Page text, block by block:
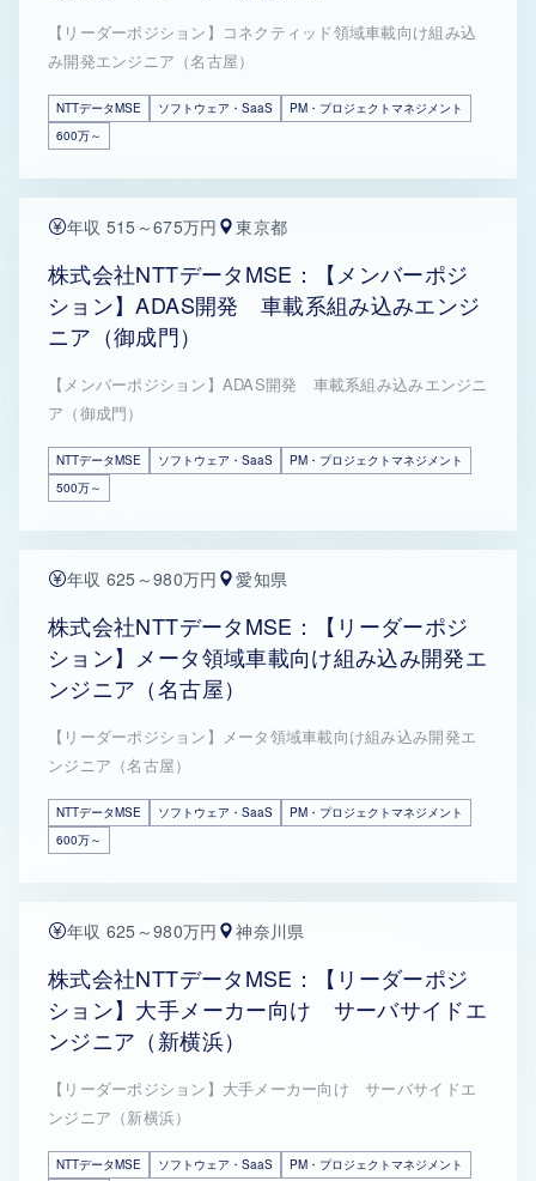
【リーダーポジション】コネクティッド領域車載向け組み込
み開発エンジニア（名古屋）
NTTデータMSE ソフトウェア・SaaS
PM・プロジェクトマネジメント
600万～
年収 515～675万円 東京都
株式会社NTTデータMSE：【メンバーポジ
ション】ADAS開発 車載系組み込みエンジ
ニア（御成門）
【メンバーポジション】ADAS開発 車載系組み込みエンジニ
ア（御成門）
NTTデータMSE ソフトウェア・SaaS
PM・プロジェクトマネジメント
500万～
年収 625～980万円 愛知県
株式会社NTTデータMSE：【リーダーポジ
ション】メータ領域車載向け組み込み開発エ
ンジニア（名古屋）
【リーダーポジション】メータ領域車載向け組み込み開発エ
ンジニア（名古屋）
NTTデータMSE ソフトウェア・SaaS
PM・プロジェクトマネジメント
600万～
年収 625～980万円 神奈川県
株式会社NTTデータMSE：【リーダーポジ
ション】大手メーカー向け サーバサイドエ
ンジニア（新横浜）
【リーダーポジション】大手メーカー向け サーバサイドエ
ンジニア（新横浜）
NTTデータMSE ソフトウェア・SaaS
PM・プロジェクトマネジメント